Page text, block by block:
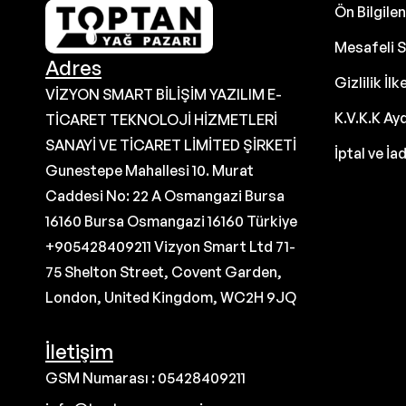
Adres
VİZYON SMART BİLİŞİM YAZILIM E-
TİCARET TEKNOLOJİ HİZMETLERİ
SANAYİ VE TİCARET LİMİTED ŞİRKETİ
Gunestepe Mahallesi 10. Murat
Caddesi No: 22 A Osmangazi Bursa
16160 Bursa Osmangazi 16160 Türkiye
+905428409211 Vizyon Smart Ltd 71-
75 Shelton Street, Covent Garden,
London, United Kingdom, WC2H 9JQ
İletişim
GSM Numarası : 05428409211
Ön
Mesafeli
Gizlilik
K.V.K.K
İptal ve